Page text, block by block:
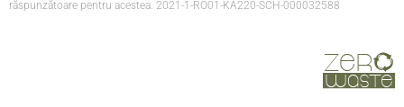
răspunzătoare pentru acestea. 2021-1-RO01-KA220-SCH-000032588